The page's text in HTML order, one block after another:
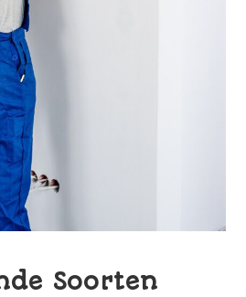
Soorten